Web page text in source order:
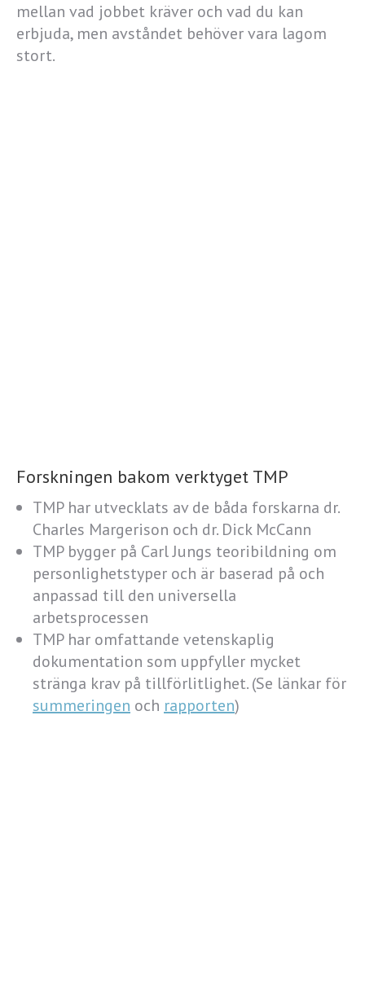
mellan vad jobbet kräver och vad du kan
erbjuda, men avståndet behöver vara lagom
stort.
Forskningen bakom verktyget TMP
TMP har utvecklats av de båda forskarna dr.
Charles Margerison och dr. Dick McCann
TMP bygger på Carl Jungs teoribildning om
personlighetstyper och är baserad på och
anpassad till den universella
arbetsprocessen
TMP har omfattande vetenskaplig
dokumentation som uppfyller mycket
stränga krav på tillförlitlighet. (Se länkar för
summeringen och rapporten)